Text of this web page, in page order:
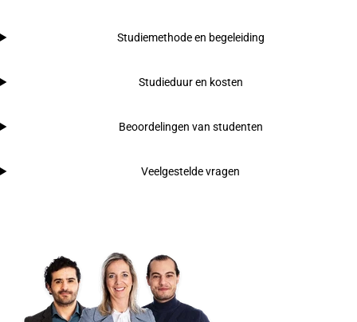
Studiemethode en begeleiding
Studieduur en kosten
Beoordelingen van studenten
Veelgestelde vragen